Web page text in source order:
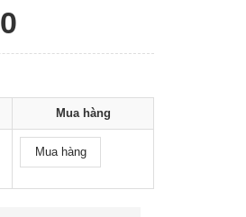
Mua hàng
Mua hàng